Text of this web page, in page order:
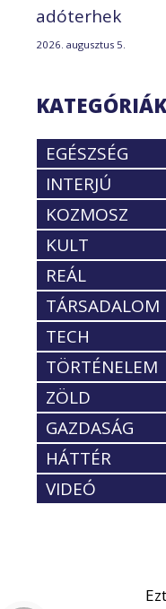
adóterhek
2026. augusztus 5.
KATEGÓRIÁK
EGÉSZSÉG
INTERJÚ
KOZMOSZ
KULT
REÁL
TÁRSADALOM
TECH
TÖRTÉNELEM
ZÖLD
GAZDASÁG
HÁTTÉR
VIDEÓ